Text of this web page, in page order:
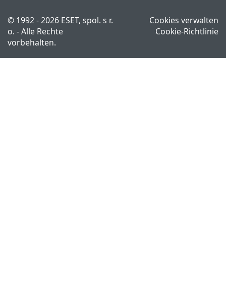
© 1992 - 2026 ESET, spol. s r.
o. - Alle Rechte
vorbehalten.
Cookies verwalten
Cookie-Richtlinie